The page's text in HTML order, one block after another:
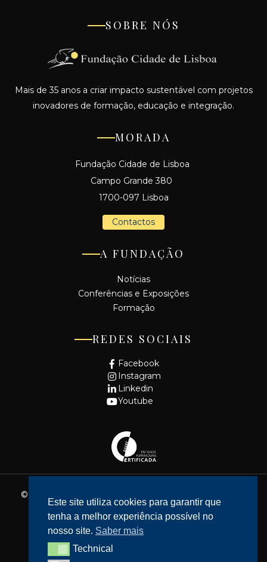
Este site utiliza cookies para garantir que
tenha a melhor experiência possível no
nosso site. Saber mais
TechnicalTechnical
SOBRE NÓS
Mais de 35 anos a criar impacto sustentável com projetos
inovadores de formação, educação e integração.
MORADA
Fundação Cidade de Lisboa
Campo Grande 380
1700-097 Lisboa
Contactos
A FUNDAÇÃO
Notícias
Conferências e Exposições
Formação
REDES SOCIAIS
Facebook
Instagram
Linkedin
Youtube
© 2026 - Fundação Cidade de Lisboa. Todos os direitos
reservados.
Website feito porBean Web Developer
Livro de Reclamações